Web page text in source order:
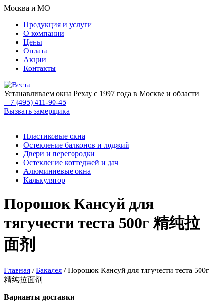
Москва и МО
Продукция и услуги
О компании
Цены
Оплата
Акции
Контакты
Устанавливаем окна Рехау с 1997 года в Москве и области
+ 7 (495) 411-90-45
Вызвать замерщика
Пластиковые окна
Остекление балконов и лоджий
Двери и перегородки
Остекление коттеджей и дач
Алюминиевые окна
Калькулятор
Порошок Кансуй для
тягучести теста 500г 精纯拉
面剂
Главная /Бакалея /Порошок Кансуй для тягучести теста 500г
精纯拉面剂
Варианты доставки